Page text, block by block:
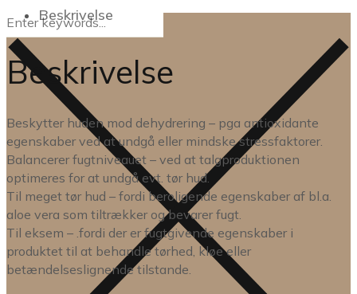
Beskrivelse
Beskrivelse
Beskytter huden mod dehydrering – pga antioxidante
egenskaber ved at undgå eller mindske stressfaktorer.
Balancerer fugtniveauet – ved at talgproduktionen
optimeres for at undgå evt. tør hud.
Til meget tør hud – fordi beroligende egenskaber af bl.a.
aloe vera som tiltrækker og bevarer fugt.
Til eksem – .fordi der er fugtgivende egenskaber i
produktet til at behandle tørhed, kløe eller
betændelseslignende tilstande.